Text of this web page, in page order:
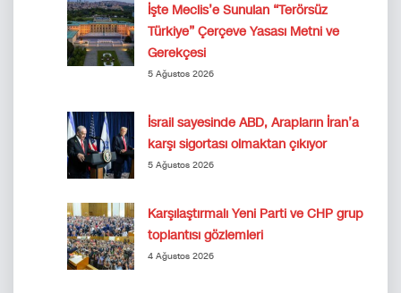
İşte Meclis’e Sunulan “Terörsüz
Türkiye” Çerçeve Yasası Metni ve
Gerekçesi
5 Ağustos 2026
İsrail sayesinde ABD, Arapların İran’a
karşı sigortası olmaktan çıkıyor
5 Ağustos 2026
Karşılaştırmalı Yeni Parti ve CHP grup
toplantısı gözlemleri
4 Ağustos 2026